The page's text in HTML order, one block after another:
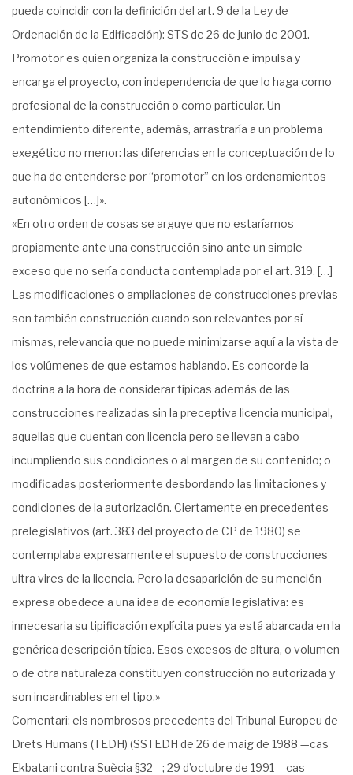
pueda coincidir con la definición del art. 9 de la Ley de
Ordenación de la Edificación): STS de 26 de junio de 2001.
Promotor es quien organiza la construcción e impulsa y
encarga el proyecto, con independencia de que lo haga como
profesional de la construcción o como particular. Un
entendimiento diferente, además, arrastraría a un problema
exegético no menor: las diferencias en la conceptuación de lo
que ha de entenderse por “promotor” en los ordenamientos
autonómicos […]».
«En otro orden de cosas se arguye que no estaríamos
propiamente ante una construcción sino ante un simple
exceso que no sería conducta contemplada por el art. 319. […]
Las modificaciones o ampliaciones de construcciones previas
son también construcción cuando son relevantes por sí
mismas, relevancia que no puede minimizarse aquí a la vista de
los volúmenes de que estamos hablando. Es concorde la
doctrina a la hora de considerar típicas además de las
construcciones realizadas sin la preceptiva licencia municipal,
aquellas que cuentan con licencia pero se llevan a cabo
incumpliendo sus condiciones o al margen de su contenido; o
modificadas posteriormente desbordando las limitaciones y
condiciones de la autorización. Ciertamente en precedentes
prelegislativos (art. 383 del proyecto de CP de 1980) se
contemplaba expresamente el supuesto de construcciones
ultra vires de la licencia. Pero la desaparición de su mención
expresa obedece a una idea de economía legislativa: es
innecesaria su tipificación explícita pues ya está abarcada en la
genérica descripción típica. Esos excesos de altura, o volumen
o de otra naturaleza constituyen construcción no autorizada y
son incardinables en el tipo.»
Comentari: els nombrosos precedents del Tribunal Europeu de
Drets Humans (TEDH) (SSTEDH de 26 de maig de 1988 —cas
Ekbatani contra Suècia §32—; 29 d’octubre de 1991 —cas